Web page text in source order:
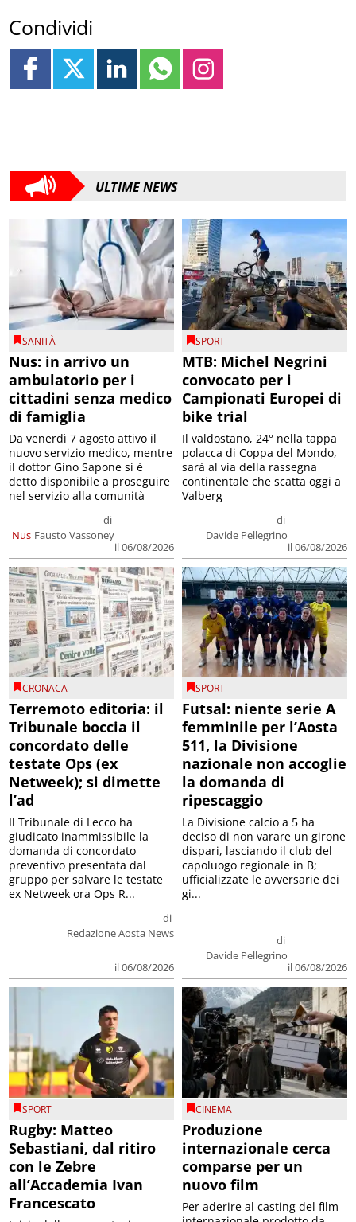
Condividi
ULTIME NEWS
SANITÀ
Nus: in arrivo un
ambulatorio per i
cittadini senza medico
di famiglia
Nus
di
Fausto Vassoney
il 06/08/2026
Da venerdì 7 agosto attivo il
nuovo servizio medico, mentre
il dottor Gino Sapone si è
detto disponibile a proseguire
nel servizio alla comunità
SPORT
MTB: Michel Negrini
convocato per i
Campionati Europei di
bike trial
di
Davide Pellegrino
il 06/08/2026
Il valdostano, 24° nella tappa
polacca di Coppa del Mondo,
sarà al via della rassegna
continentale che scatta oggi a
Valberg
CRONACA
Terremoto editoria: il
Tribunale boccia il
concordato delle
testate Ops (ex
Netweek); si dimette
l’ad
di
Redazione Aosta News
il 06/08/2026
Il Tribunale di Lecco ha
giudicato inammissibile la
domanda di concordato
preventivo presentata dal
gruppo per salvare le testate
ex Netweek ora Ops R...
SPORT
Futsal: niente serie A
femminile per l’Aosta
511, la Divisione
nazionale non accoglie
la domanda di
ripescaggio
di
Davide Pellegrino
il 06/08/2026
La Divisione calcio a 5 ha
deciso di non varare un girone
dispari, lasciando il club del
capoluogo regionale in B;
ufficializzate le avversarie dei
gi...
SPORT
Rugby: Matteo
Sebastiani, dal ritiro
con le Zebre
all’Accademia Ivan
Francescato
CINEMA
Produzione
internazionale cerca
comparse per un
nuovo film
Per aderire al casting del film